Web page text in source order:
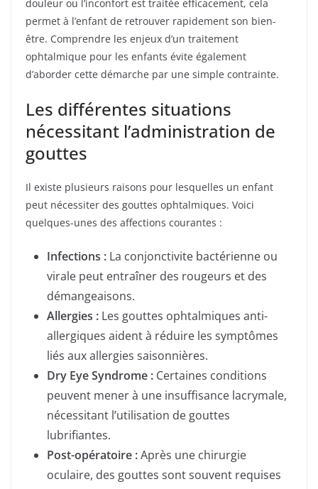
douleur ou l’inconfort est traitée efficacement, cela
permet à l’enfant de retrouver rapidement son bien-
être. Comprendre les enjeux d’un traitement
ophtalmique pour les enfants évite également
d’aborder cette démarche par une simple contrainte.
Les différentes situations
nécessitant l’administration de
gouttes
Il existe plusieurs raisons pour lesquelles un enfant
peut nécessiter des gouttes ophtalmiques. Voici
quelques-unes des affections courantes :
Infections : La conjonctivite bactérienne ou
virale peut entraîner des rougeurs et des
démangeaisons.
Allergies : Les gouttes ophtalmiques anti-
allergiques aident à réduire les symptômes
liés aux allergies saisonnières.
Dry Eye Syndrome : Certaines conditions
peuvent mener à une insuffisance lacrymale,
nécessitant l’utilisation de gouttes
lubrifiantes.
Post-opératoire :Après une chirurgie
oculaire, des gouttes sont souvent requises